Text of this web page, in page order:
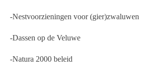
-Nestvoorzieningen voor (gier)zwaluwen
-Dassen op de Veluwe
-Natura 2000 beleid